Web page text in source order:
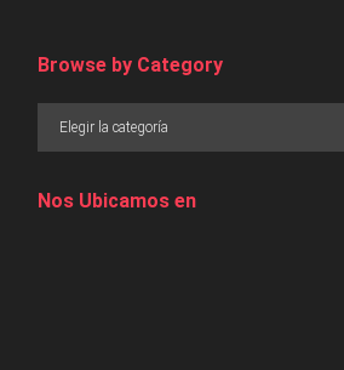
Browse by Category
Nos Ubicamos en